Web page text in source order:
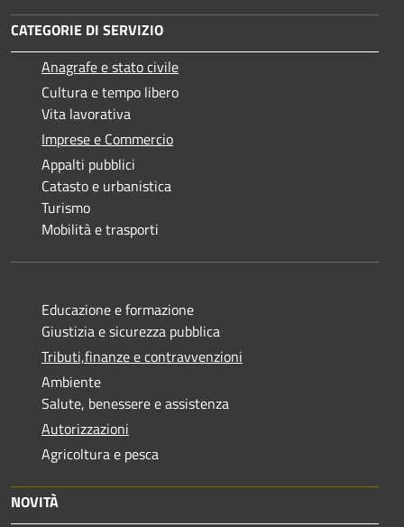
CATEGORIE DI SERVIZIO
Anagrafe e stato civile
Cultura e tempo libero
Vita lavorativa
Imprese e Commercio
Appalti pubblici
Catasto e urbanistica
Turismo
Mobilità e trasporti
Educazione e formazione
Giustizia e sicurezza pubblica
Tributi,finanze e contravvenzioni
Ambiente
Salute, benessere e assistenza
Autorizzazioni
Agricoltura e pesca
NOVITÀ